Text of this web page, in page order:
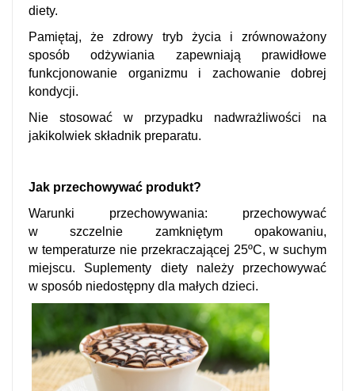
diety.
Pamiętaj, że zdrowy tryb życia i zrównoważony
sposób odżywiania zapewniają prawidłowe
funkcjonowanie organizmu i zachowanie dobrej
kondycji.
Nie stosować w przypadku nadwrażliwości na
jakikolwiek składnik preparatu.
Jak przechowywać produkt?
Warunki przechowywania: przechowywać
w szczelnie zamkniętym opakowaniu,
w temperaturze nie przekraczającej 25ºC, w suchym
miejscu. Suplementy diety należy przechowywać
w sposób niedostępny dla małych dzieci.